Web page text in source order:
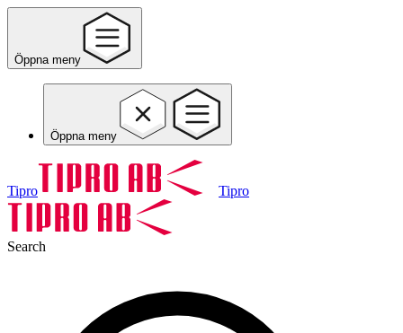
Öppna meny
Öppna meny
Tipro Tipro
Search